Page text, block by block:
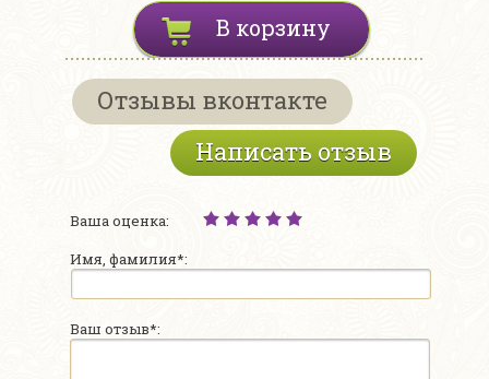
В корзину
Отзывы вконтакте
Написать отзыв
Ваша оценка:
Имя, фамилия*:
Ваш отзыв*: